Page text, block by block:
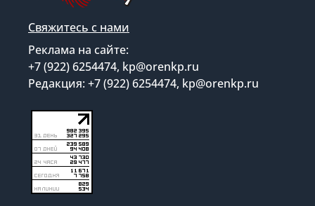
Свяжитесь с нами
Реклама на сайте:
+7 (922) 6254474, kp@orenkp.ru
Редакция: +7 (922) 6254474, kp@orenkp.ru